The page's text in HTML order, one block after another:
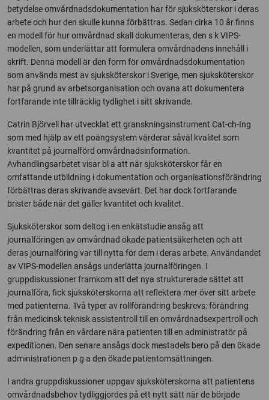
betydelse omvårdnadsdokumentation har för sjuksköterskor i deras
arbete och hur den skulle kunna förbättras. Sedan cirka 10 år finns
en modell för hur omvårdnad skall dokumenteras, den s k VIPS-
modellen, som underlättar att formulera omvårdnadens innehåll i
skrift. Denna modell är den form för omvårdnadsdokumentation
som används mest av sjuksköterskor i Sverige, men sjuksköterskor
har på grund av arbetsorganisation och ovana att dokumentera
fortfarande inte tillräcklig tydlighet i sitt skrivande.
Catrin Björvell har utvecklat ett granskningsinstrument Cat-ch-Ing
som med hjälp av ett poängsystem värderar såväl kvalitet som
kvantitet på journalförd omvårdnadsinformation.
Avhandlingsarbetet visar bl a att när sjuksköterskor får en
omfattande utbildning i dokumentation och organisationsförändring
förbättras deras skrivande avsevärt. Det har dock fortfarande
brister både när det gäller kvantitet och kvalitet.
Sjuksköterskor som deltog i en enkätstudie ansåg att
journalföringen av omvårdnad ökade patientsäkerheten och att
deras journalföring var till nytta för dem i deras arbete. Användandet
av VIPS-modellen ansågs underlätta journalföringen. I
gruppdiskussioner framkom att det nya strukturerade sättet att
journalföra, fick sjuksköterskorna att reflektera mer över sitt arbete
med patienterna. Två typer av rollförändring beskrevs: förändring
från medicinsk teknisk assistentroll till en omvårdnadsexpertroll och
förändring från en vårdare nära patienten till en administratör på
expeditionen. Den senare ansågs dock mestadels bero på den ökade
administrationen p g a den ökade patientomsättningen.
I andra gruppdiskussioner uppgav sjuksköterskorna att patientens
omvårdnadsbehov tydliggjordes på ett nytt sätt när de började